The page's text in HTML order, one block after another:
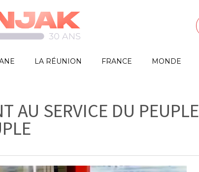
LA RÉUNION FRANCE MONDE
AU SERVICE DU PEUPLE